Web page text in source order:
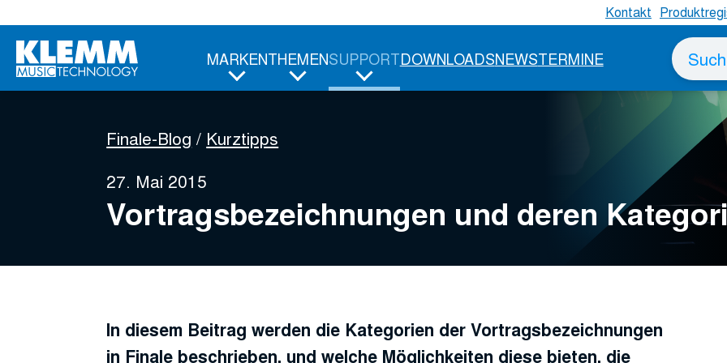
Hauptinhalt
Kontakt
MARKENTHEMENSUPPORTDOWNLOADSNEWSTERMINE
Suche
nach
Finale-Blog
Kurztipps
27. Mai 2015
Vortragsbezeichnungen und deren
In diesem Beitrag werden die Kategorien der Vortragsbezeichnungen
in Finale beschrieben, und welche Möglichkeiten diese bieten, die